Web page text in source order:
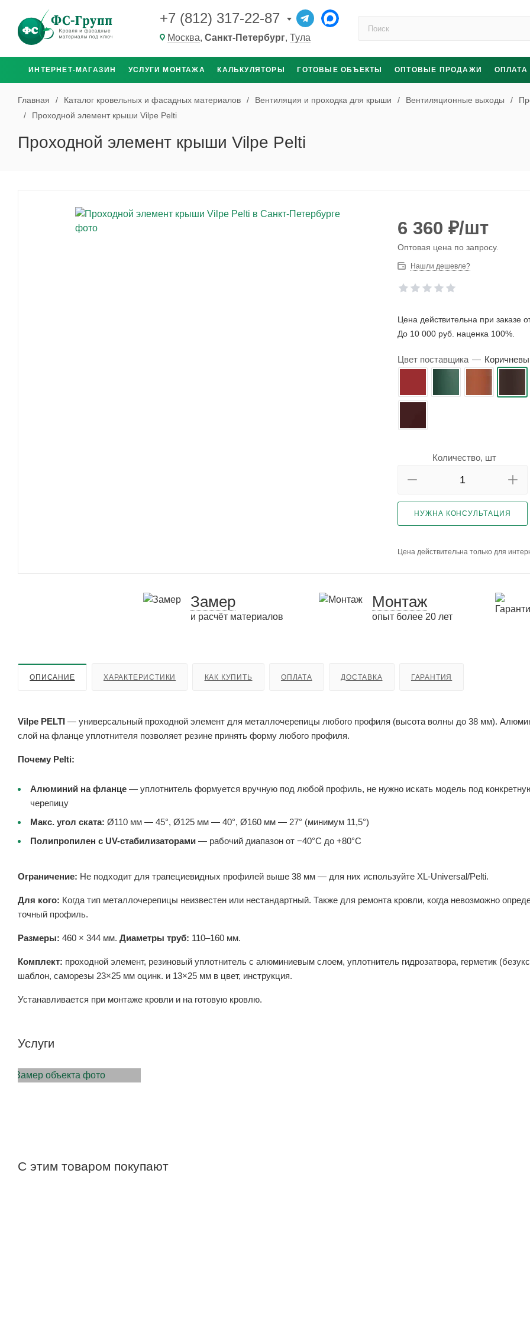
+7 (812) 317-22-87
Москва, Санкт-Петербург, Тула
ИНТЕРНЕТ-МАГАЗИН УСЛУГИ МОНТАЖА КАЛЬКУЛЯТОРЫ ГОТОВЫЕ ОБЪЕКТЫ ОПТОВЫЕ ПРОДАЖИ ОПЛАТА
Главная / Каталог кровельных и фасадных материалов / Вентиляция и проходка для крыши / Вентиляционные выходы /
/
Проходной элемент крыши Vilpe Pelti
Проходной элемент крыши Vilpe Pelti
6 360 ₽/шт
Оптовая цена по запросу.
Нашли дешевле?
Цена действительна при заказе
До 10 000 руб. наценка 100%.
Цвет поставщика —
Количество, шт
НУЖНА КОНСУЛЬТАЦИЯ
Цена действительна только для
Замер
и расчёт материалов
Монтаж
опыт более 20 лет
ОПИСАНИЕ ХАРАКТЕРИСТИКИ КАК КУПИТЬ ОПЛАТА ДОСТАВКА ГАРАНТИЯ
Vilpe PELTI — универсальный проходной элемент для металлочерепицы любого профиля (высота волны до 38 мм).
слой на фланце уплотнителя позволяет резине принять форму любого профиля.
Почему Pelti:
Алюминий на фланце — уплотнитель формуется вручную под любой профиль, не нужно искать модель под
черепицу
Макс. угол ската: Ø110 мм — 45°, Ø125 мм — 40°, Ø160 мм — 27° (минимум 11,5°)
Полипропилен с UV-стабилизаторами — рабочий диапазон от −40°C до +80°C
Ограничение: Не подходит для трапециевидных профилей выше 38 мм — для них используйте XL-Universal/Pelti.
Для кого: Когда тип металлочерепицы неизвестен или нестандартный. Также для ремонта кровли, когда невозможно
точный профиль.
Размеры: 460 × 344 мм. Диаметры труб: 110–160 мм.
Комплект: проходной элемент, резиновый уплотнитель с алюминиевым слоем, уплотнитель гидрозатвора, герметик
шаблон, саморезы 23×25 мм оцинк. и 13×25 мм в цвет, инструкция.
Устанавливается при монтаже кровли и на готовую кровлю.
Услуги
ЗАМЕР ОБЪЕКТА
С этим товаром покупают